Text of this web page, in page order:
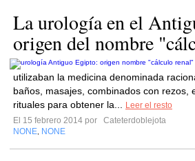
La urología en el
origen del nombre
utilizaban la medicina denominada
baños, masajes, combinados con rezos,
rituales para obtener la...
Leer el resto
El 15 febrero 2014 por
Cateterdoblejota
NONE NONE